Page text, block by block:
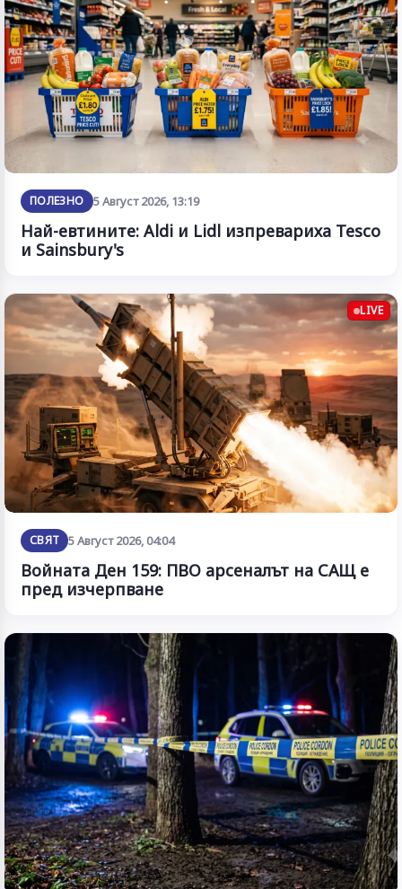
ПОЛЕЗНО 5 Август 2026, 13:19
Най-евтините: Aldi и Lidl изпревариха Tesco
и Sainsbury's
LIVE
СВЯТ 5 Август 2026, 04:04
Войната Ден 159: ПВО арсеналът на САЩ е
пред изчерпване